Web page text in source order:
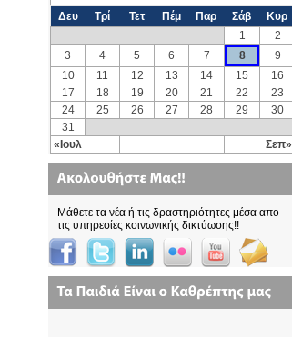
Δευ Τρί Τετ Πέμ Παρ Σάβ Κυρ
«Ιουλ Σεπ»
1
2
3
4 5 6 7 8
9
10
11 12 13 14 15
16
17
18 19 20 21 22
23
24
25 26 27 28 29
30
31
Μάθετε τα νέα ή τις δραστηριότητες μέσα απο
τις υπηρεσίες κοινωνικής δικτύωσης!!